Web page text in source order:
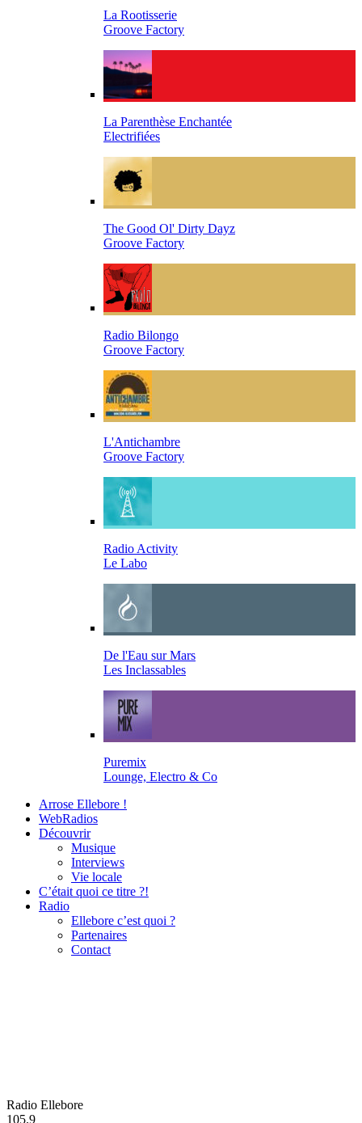
La Rootisserie
Groove Factory
La Parenthèse Enchantée
Electrifiées
The Good Ol' Dirty Dayz
Groove Factory
Radio Bilongo
Groove Factory
L'Antichambre
Groove Factory
Radio Activity
Le Labo
De l'Eau sur Mars
Les Inclassables
Puremix
Lounge, Electro & Co
Arrose Ellebore !
WebRadios
Découvrir
Musique
Interviews
Vie locale
C’était quoi ce titre ?!
Radio
Ellebore c’est quoi ?
Partenaires
Contact
Radio Ellebore
105.9